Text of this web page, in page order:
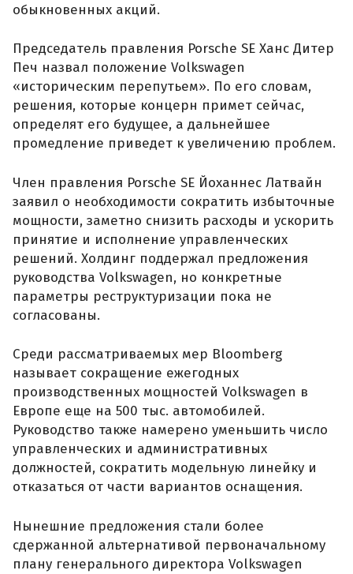
обыкновенных акций.
Председатель правления Porsche SE Ханс Дитер
Печ назвал положение Volkswagen
«историческим перепутьем». По его словам,
решения, которые концерн примет сейчас,
определят его будущее, а дальнейшее
промедление приведет к увеличению проблем.
Член правления Porsche SE Йоханнес Латвайн
заявил о необходимости сократить избыточные
мощности, заметно снизить расходы и ускорить
принятие и исполнение управленческих
решений. Холдинг поддержал предложения
руководства Volkswagen, но конкретные
параметры реструктуризации пока не
согласованы.
Среди рассматриваемых мер Bloomberg
называет сокращение ежегодных
производственных мощностей Volkswagen в
Европе еще на 500 тыс. автомобилей.
Руководство также намерено уменьшить число
управленческих и административных
должностей, сократить модельную линейку и
отказаться от части вариантов оснащения.
Нынешние предложения стали более
сдержанной альтернативой первоначальному
плану генерального директора Volkswagen